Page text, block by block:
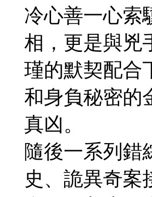
冷心善一心索
相，更是與兇
瑾的默契配合
和身負秘密的
真凶。
隨後一系列錯
史、詭異奇案